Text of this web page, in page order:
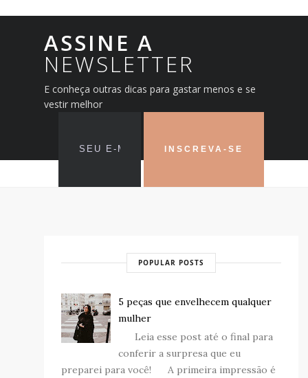
ASSINE A
NEWSLETTER
E conheça outras dicas para gastar menos e se
vestir melhor
POPULAR POSTS
5 peças que envelhecem qualquer
mulher
Leia esse post até o final para
conferir a surpresa que eu
preparei para você! A primeira impressão é